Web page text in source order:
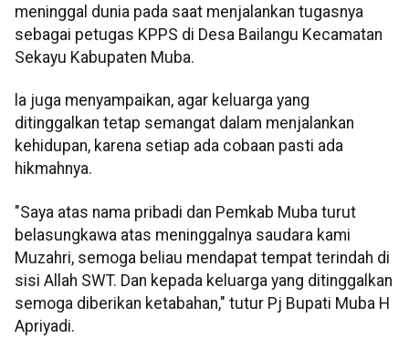
meninggal dunia pada saat menjalankan tugasnya
sebagai petugas KPPS di Desa Bailangu Kecamatan
Sekayu Kabupaten Muba.
la juga menyampaikan, agar keluarga yang
ditinggalkan tetap semangat dalam menjalankan
kehidupan, karena setiap ada cobaan pasti ada
hikmahnya.
"Saya atas nama pribadi dan Pemkab Muba turut
belasungkawa atas meninggalnya saudara kami
Muzahri, semoga beliau mendapat tempat terindah di
sisi Allah SWT. Dan kepada keluarga yang ditinggalkan
semoga diberikan ketabahan," tutur Pj Bupati Muba H
Apriyadi.